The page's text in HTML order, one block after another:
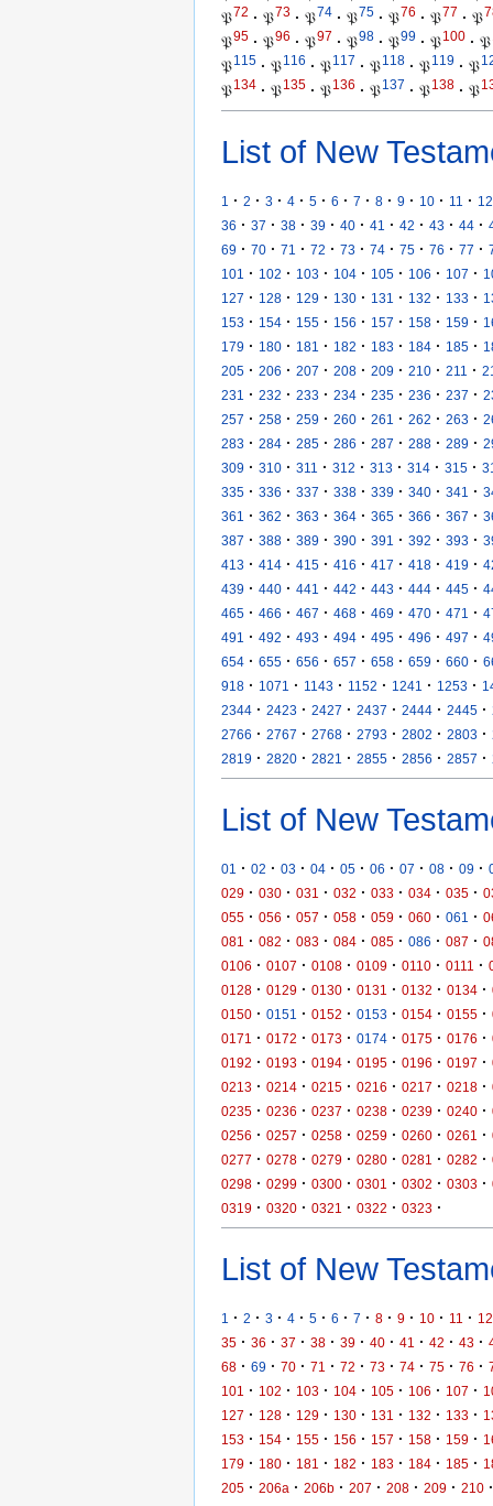
𝔓72 · 𝔓73 · 𝔓74 · 𝔓75 · 𝔓76 · 𝔓77 · 𝔓
𝔓95 · 𝔓96 · 𝔓97 · 𝔓98 · 𝔓99 · 𝔓100 · 𝔓
𝔓115 · 𝔓116 · 𝔓117 · 𝔓118 · 𝔓119 · 𝔓
𝔓134 · 𝔓135 · 𝔓136 · 𝔓137 · 𝔓138 · 𝔓
List of New
1 · 2 · 3 · 4 · 5 · 6 · 7 · 8 · 9 · 10 · 11 · 12
36 · 37 · 38 · 39 · 40 · 41 · 42 · 43 · 44 ·
69 · 70 · 71 · 72 · 73 · 74 · 75 · 76 · 77 ·
101
· 102 · 103 · 104 · 105 · 106 · 107 ·
127 · 128 · 129 · 130 · 131 · 132 · 133 ·
153 · 154 · 155 · 156 · 157 · 158 · 159 ·
179 · 180 · 181 · 182 · 183 · 184 · 185 ·
205 · 206 · 207 · 208 · 209 · 210 · 211 ·
231
· 232 · 233 · 234 · 235 · 236 · 237 ·
257 · 258 · 259 · 260 · 261 · 262 · 263 ·
283 · 284 · 285 · 286 · 287 · 288 · 289 ·
309 · 310 · 311 · 312 · 313 · 314 · 315 ·
335 · 336 · 337 · 338 · 339 · 340 · 341 ·
361
· 362 · 363 · 364 · 365 · 366 · 367 ·
387 · 388 · 389 · 390 · 391 · 392 · 393 ·
413 · 414 · 415 · 416 · 417 · 418 · 419 ·
439 · 440 · 441 · 442 · 443 · 444 · 445 ·
465 · 466 · 467 · 468 · 469 · 470 · 471 ·
491
· 492 · 493 · 494 · 495 · 496 · 497 ·
654 · 655 · 656 · 657 · 658 · 659 · 660 ·
918 · 1071 · 1143 · 1152 · 1241 · 1253 ·
2344 · 2423 · 2427 · 2437 · 2444 · 2445 ·
2766 · 2767 · 2768 · 2793 · 2802 · 2803 ·
2819 · 2820 · 2821 · 2855 · 2856 · 2857 ·
List of New
01 · 02 · 03 · 04 · 05 · 06 · 07 · 08 · 09 ·
029 · 030 · 031 · 032 · 033 · 034 · 035 ·
055 · 056 · 057 · 058 · 059 · 060 · 061 ·
081
· 082 · 083 · 084 · 085 · 086 · 087 ·
0106 · 0107 · 0108 · 0109 · 0110 · 0111 ·
0128 · 0129 · 0130 · 0131 · 0132 · 0134 ·
0150 · 0151 · 0152 · 0153 · 0154 · 0155 ·
0171
· 0172 · 0173 · 0174 · 0175 · 0176 ·
0192 · 0193 · 0194 · 0195 · 0196 · 0197 ·
0213 · 0214 · 0215 · 0216 · 0217 · 0218 ·
0235 · 0236 · 0237 · 0238 · 0239 · 0240 ·
0256 · 0257 · 0258 · 0259 · 0260 · 0261 ·
0277 · 0278 · 0279 · 0280 · 0281 · 0282 ·
0298 · 0299 · 0300 · 0301 · 0302 · 0303 ·
0319 · 0320 · 0321 · 0322 · 0323 ·
List of New
1 · 2 · 3 · 4 · 5 · 6 · 7 · 8 · 9 · 10 · 11 · 12
35 · 36 · 37 · 38 · 39 · 40 · 41 · 42 · 43 ·
68 · 69 · 70 · 71 · 72 · 73 · 74 · 75 · 76 ·
101
· 102 · 103 · 104 · 105 · 106 · 107 ·
127 · 128 · 129 · 130 · 131 · 132 · 133 ·
153 · 154 · 155 · 156 · 157 · 158 · 159 ·
179 · 180 · 181 · 182 · 183 · 184 · 185 ·
205 · 206a · 206b · 207 · 208 · 209 · 210 ·